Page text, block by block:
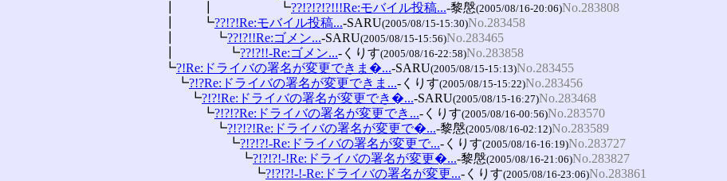
┃　　┃　　　　　┗??!?!?!?!!!Re:モバイル投稿...-黎慇(2005/08/16-20:06)No.283808
┃　　┗??!?!Re:モバイル投稿...-SARU(2005/08/15-15:30)No.283458
┃　　　┗??!?!!Re:ゴメン...-SARU(2005/08/15-15:56)No.283465
┃　　　　┗??!?!!-Re:ゴメン...-くりす(2005/08/16-22:58)No.283858
┗?!Re:ドライバの署名が変更できま�...-SARU(2005/08/15-15:13)No.283455
┗?!?Re:ドライバの署名が変更できま...-くりす(2005/08/15-15:22)No.283456
┗?!?!Re:ドライバの署名が変更でき�...-SARU(2005/08/15-16:27)No.283468
┗?!?!?Re:ドライバの署名が変更でき...-くりす(2005/08/16-00:56)No.283570
┗?!?!?!Re:ドライバの署名が変更で�...-黎慇(2005/08/16-02:12)No.283589
┗?!?!?!-Re:ドライバの署名が変更で...-くりす(2005/08/16-16:19)No.283727
┗?!?!?!-!Re:ドライバの署名が変更�...-黎慇(2005/08/16-21:06)No.283827
┗?!?!?!-!-Re:ドライバの署名が変更...-くりす(2005/08/16-23:06)No.283861